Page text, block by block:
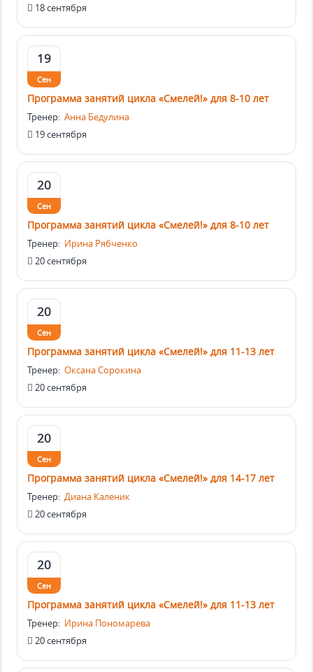
18 сентября
19
Сен
Программа занятий цикла «Смелей!» для 8-10 лет
Тренер: Анна Бедулина
19 сентября
20
Сен
Программа занятий цикла «Смелей!» для 8-10 лет
Тренер: Ирина Рябченко
20 сентября
20
Сен
Программа занятий цикла «Смелей!» для 11-13 лет
Тренер: Оксана Сорокина
20 сентября
20
Сен
Программа занятий цикла «Смелей!» для 14-17 лет
Тренер: Диана Каленик
20 сентября
20
Сен
Программа занятий цикла «Смелей!» для 11-13 лет
Тренер: Ирина Пономарева
20 сентября